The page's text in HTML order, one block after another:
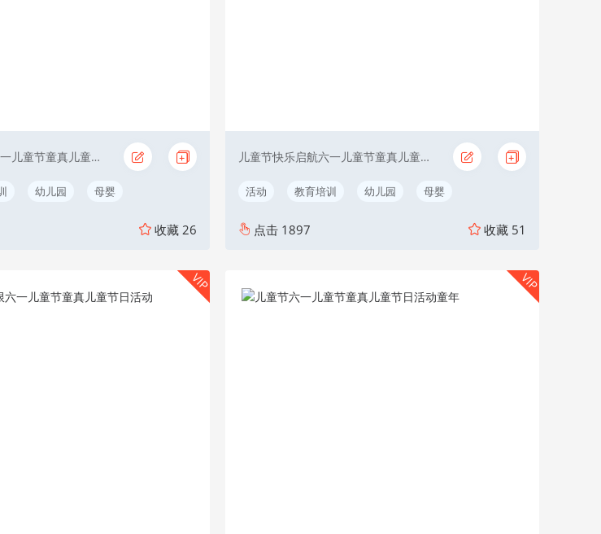
儿童节欢乐童年六一儿童节童真儿童节日活动
幼儿园 母婴
收藏 26
儿童节快乐启航六一儿童节童真儿童节日活动
活动 教育培训 幼儿园 母婴
点击 1897 收藏 51
VIP VIP